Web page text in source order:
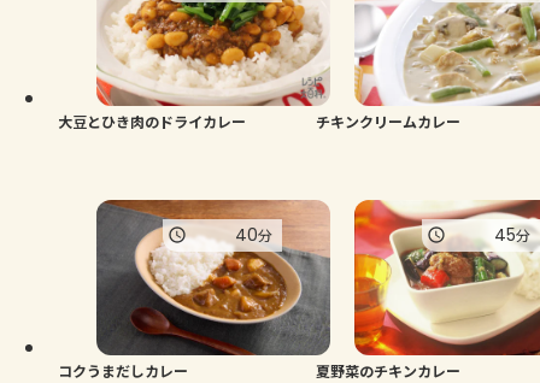
大豆とひき肉のドライカレー チキンクリームカレー
コクうまだしカレー
40分
夏野菜のチキンカレー
45分